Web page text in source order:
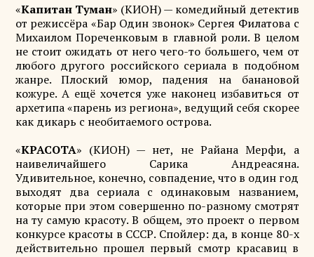
«Капитан Туман» (КИОН) — комедийный детектив
от режиссёра «Бар Один звонок» Сергея Филатова с
Михаилом Пореченковым в главной роли. В целом
не стоит ожидать от него чего-то большего, чем от
любого другого российского сериала в подобном
жанре. Плоский юмор, падения на банановой
кожуре. А ещё хочется уже наконец избавиться от
архетипа «парень из региона», ведущий себя скорее
как дикарь с необитаемого острова.
«КРАСОТА» (КИОН) — нет, не Райана Мерфи, а
наивеличайшего Сарика Андреасяна.
Удивительное, конечно, совпадение, что в один год
выходят два сериала с одинаковым названием,
которые при этом совершенно по-разному смотрят
на ту самую красоту. В общем, это проект о первом
конкурсе красоты в СССР. Спойлер: да, в конце 80-х
действительно прошел первый смотр красавиц в